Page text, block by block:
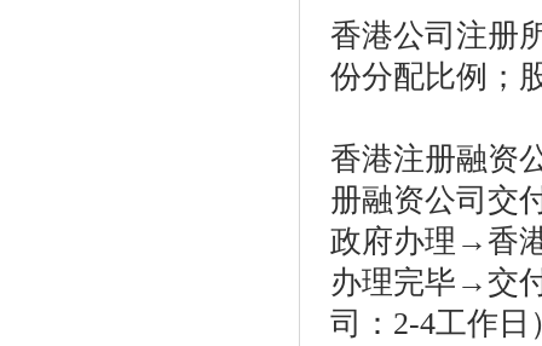
香港公司注册
份分配比例；
香港注册融资
册融资公司 交
政府办理→香
办理完毕→交
司： 2-4工作日